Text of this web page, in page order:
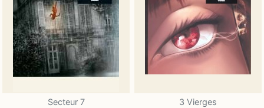
Secteur 7 3 Vierges